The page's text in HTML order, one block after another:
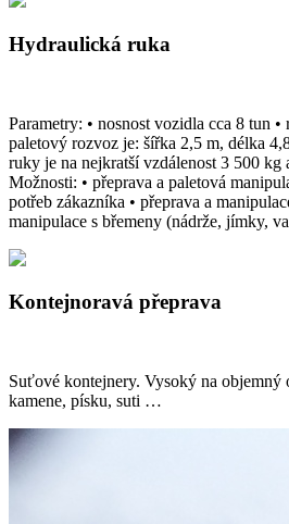
Hydraulická ruka
Parametry: • nosnost vozidla cca 8 tun
paletový rozvoz je: šířka 2,5 m, délka
ruky je na nejkratší vzdálenost 3 500 kg
Možnosti: • přeprava a paletová
potřeb zákazníka • přeprava a
manipulace s břemeny (nádrže, jímky,
Kontejnoravá přeprava
Suťové kontejnery. Vysoký na objemný
kamene, písku, suti …